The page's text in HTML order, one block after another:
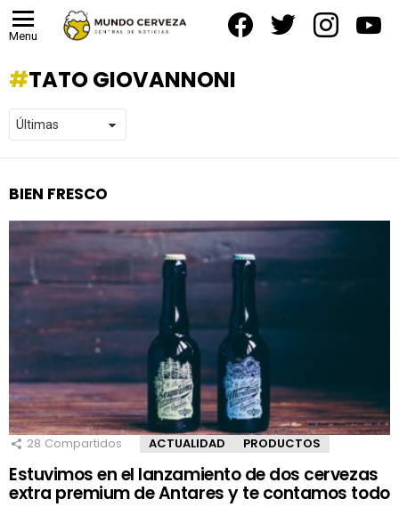
Menu
TATO GIOVANNONI
BIEN FRESCO
28 Compartidos ACTUALIDAD PRODUCTOS
Estuvimos en el lanzamiento de dos cervezas
extra premium de Antares y te contamos todo